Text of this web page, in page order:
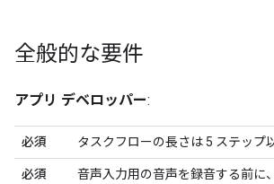
全般的な要件
アプリ デベロッパー:
必須 タスクフローの長さは 5 ステップ
必須
音声入力用の音声を録音する前に